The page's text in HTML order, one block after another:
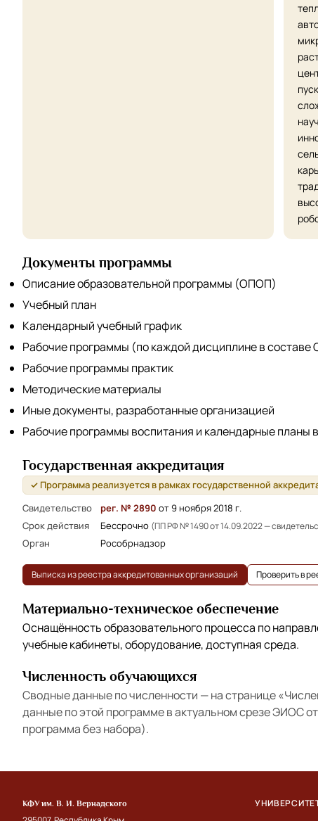
Документы программы
Описание образовательной программы (ОПОП)
Учебный план
Календарный учебный график
Рабочие программы (по каждой дисциплине в составе
Рабочие программы практик
Методические материалы
Иные документы, разработанные организацией
Рабочие программы воспитания и календарные планы
Государственная аккредитация
✓ Программа реализуется в рамках государственной
Свидетельство
рег. № 2890 от 9 ноября 2018 г.
Срок действия
Бессрочно (ПП РФ № 1490 от 14.09.2022 —
Орган Рособрнадзор
Выписка из реестра аккредитованных организаций Проверить в
Материально-техническое обеспечение
Оснащённость образовательного процесса по
учебные кабинеты, оборудование, доступная среда.
Численность обучающихся
Сводные данные по численности — на странице
данные по этой программе в актуальном срезе ЭИОС
программа без набора).
КФУ им. В. И. Вернадского